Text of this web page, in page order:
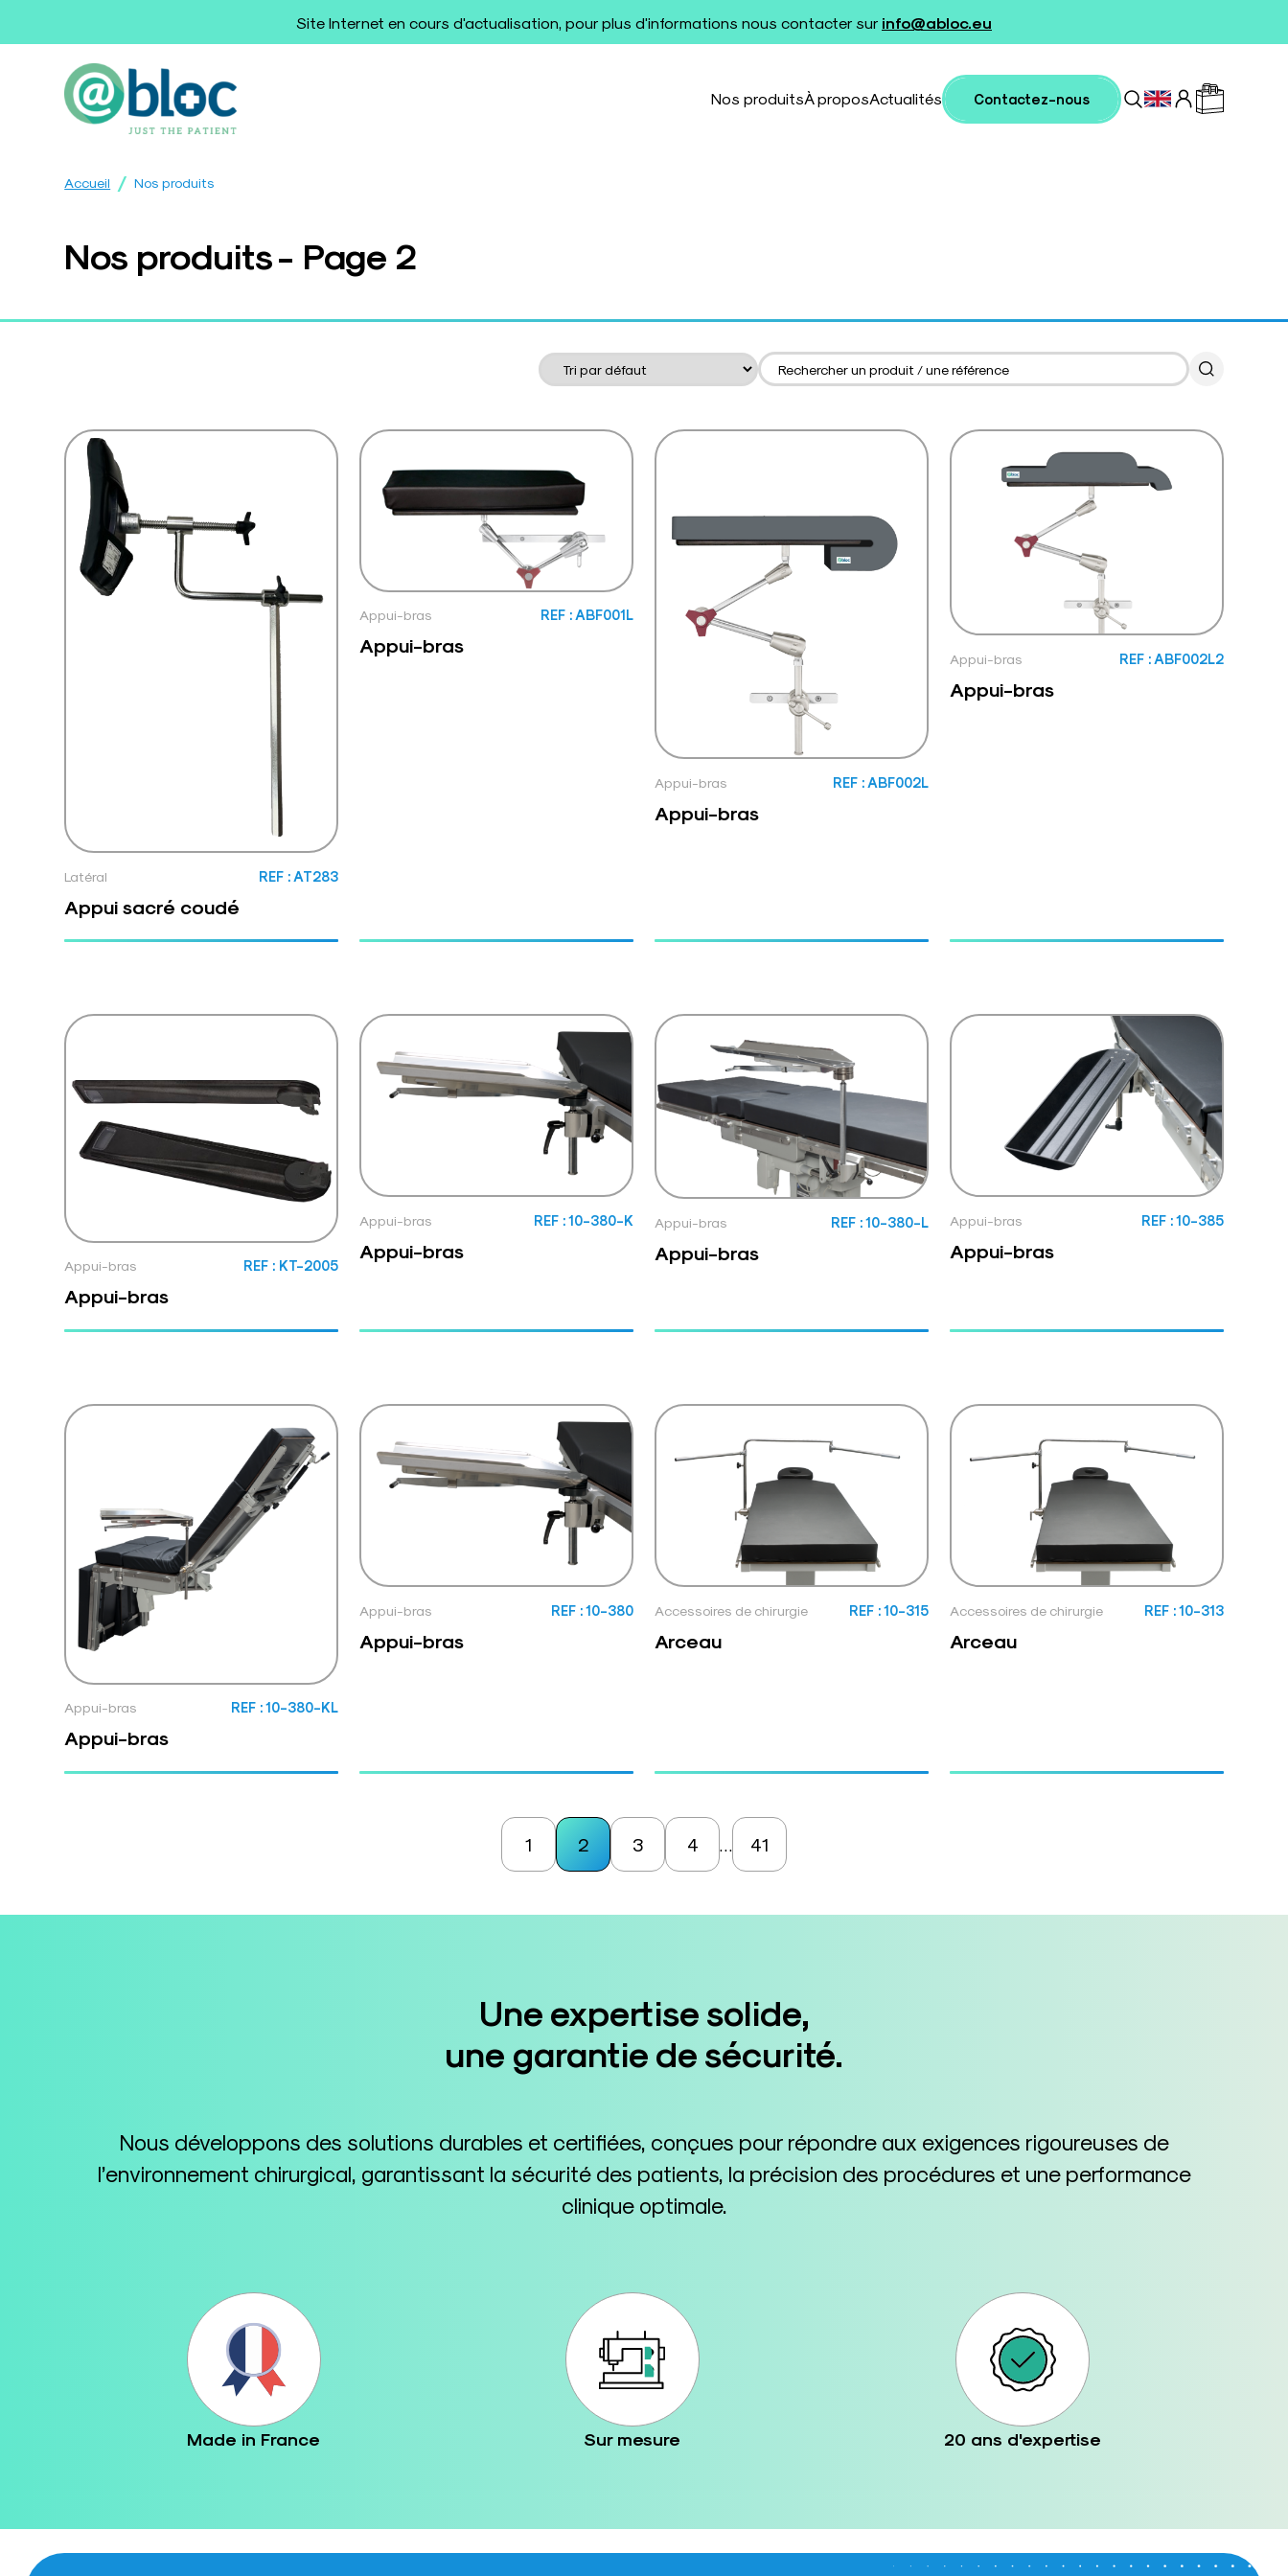
Site Internet en cours d'actualisation, pour plus d'informations nous contacter sur info@abloc.eu
Nos produitsÀ proposActualités Contactez-nous
Accueil / Nos produits
Nos produits - Page 2
Latéral REF : AT283
Appui sacré coudé
Appui-bras REF : ABF001L
Appui-bras
Appui-bras REF : ABF002L
Appui-bras
Appui-bras REF : ABF002L2
Appui-bras
Appui-bras REF : KT-2005
Appui-bras
Appui-bras REF : 10-380-K
Appui-bras
Appui-bras REF : 10-380-L
Appui-bras
Appui-bras REF : 10-385
Appui-bras
Appui-bras REF : 10-380-KL
Appui-bras
Appui-bras REF : 10-380
Appui-bras
Accessoires de chirurgie REF : 10-315
Arceau
Accessoires de chirurgie REF : 10-313
Arceau
1 2 3 4 41
Une expertise solide,
une garantie de sécurité.
Nous développons des solutions durables et certifiées, conçues pour répondre aux exigences rigoureuses de
l’environnement chirurgical, garantissant la sécurité des patients, la précision des procédures et une performance
clinique optimale.
Made in France Sur mesure 20 ans d'expertise